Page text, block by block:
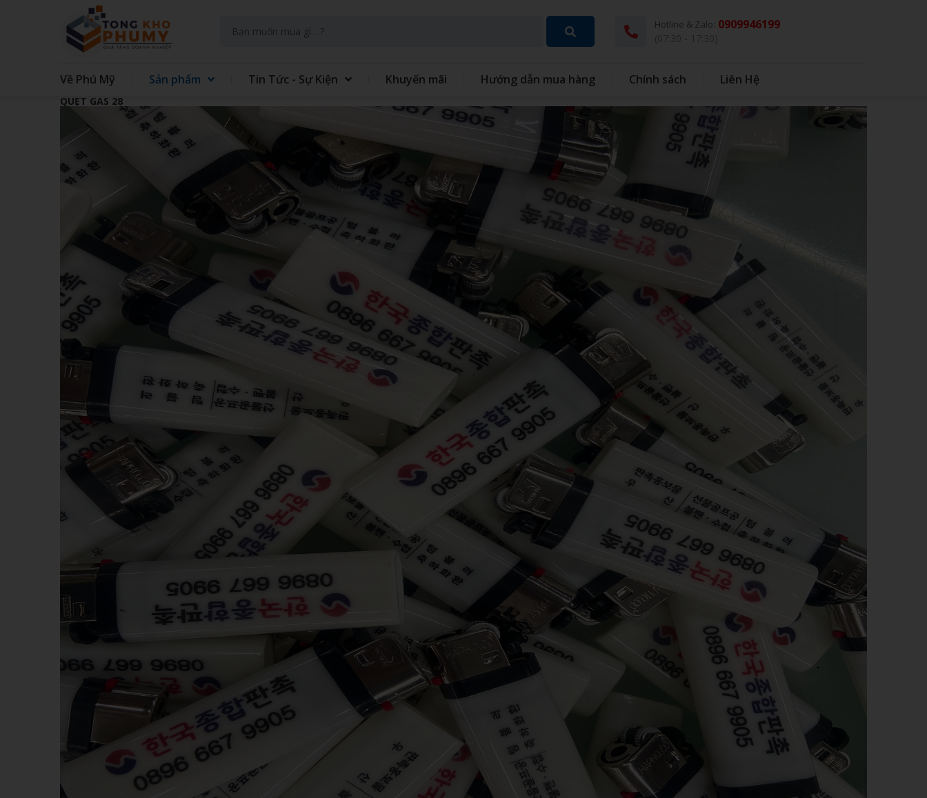
Hotline & Zalo: 0909946199
Về Phú Mỹ Sản phẩm
GIFT SET KIT DOANH NGHIEP
GIFT SET QUÀ TẶNG TRUNG
THÚ BÔNG KÈM CHĂN
GẤU BÔNG
QUẠT TÍCH ĐIỆN MINI CẦM
QUẠT - IN QUẠT CẦM TAY DÙ - Ô DÙ
TÚI VẢI CÁC LOẠI MAY ĐỒNG PHỤC GIỎ QUÀ TẾT
IN BAO BÌ NHỰA
GIẤY - IN TRÊN GIẤY
SỔ LÒ XO - SỔ BÌA DA VÒNG TAY CAO SU
IN BONG BÓNG
ĐẾ LÓT LY
THỦY TINH GIA DỤNG
HỘP CƠM - MUỖNG INOX
ĐỒNG HỒ TREO TƯỜNG
BÌNH GIỮ NHIỆT BỘ QUÀ TẶNG GIFTSET
BONG BÓNG
ÁO MƯA
ẤM SIÊU TỐC GỐI HƠI GỐI BÔNG
QUÀ TẶNG HỌC SINH
KHĂN BÔNG
BÚT VIẾT KỶ NIỆM CHƯƠNG
QUẸT GAS - BẬT LỬA
MŨ NÓN
MŨ BẢO HIỂM DÂY ĐEO THẺ - PHỤ KIỆN
SỔ BÌA DA
MÓC DÁN ĐIỆN THOẠI
WOBLER GỖ MỸ NGHỆ - BÚT GỖ
BA LÔ, TÚI XÁCH - VÍ BÓP -
PIN DỰ PHÒNG - TAI NGHE -
PHỤ KIỆN ĐT
GỐM SỨ
Tin Tức - Sự Kiện Khuyến mãi Hướng dẫn mua hàng Chính sách Liên Hệ
QUẸT GAS 28